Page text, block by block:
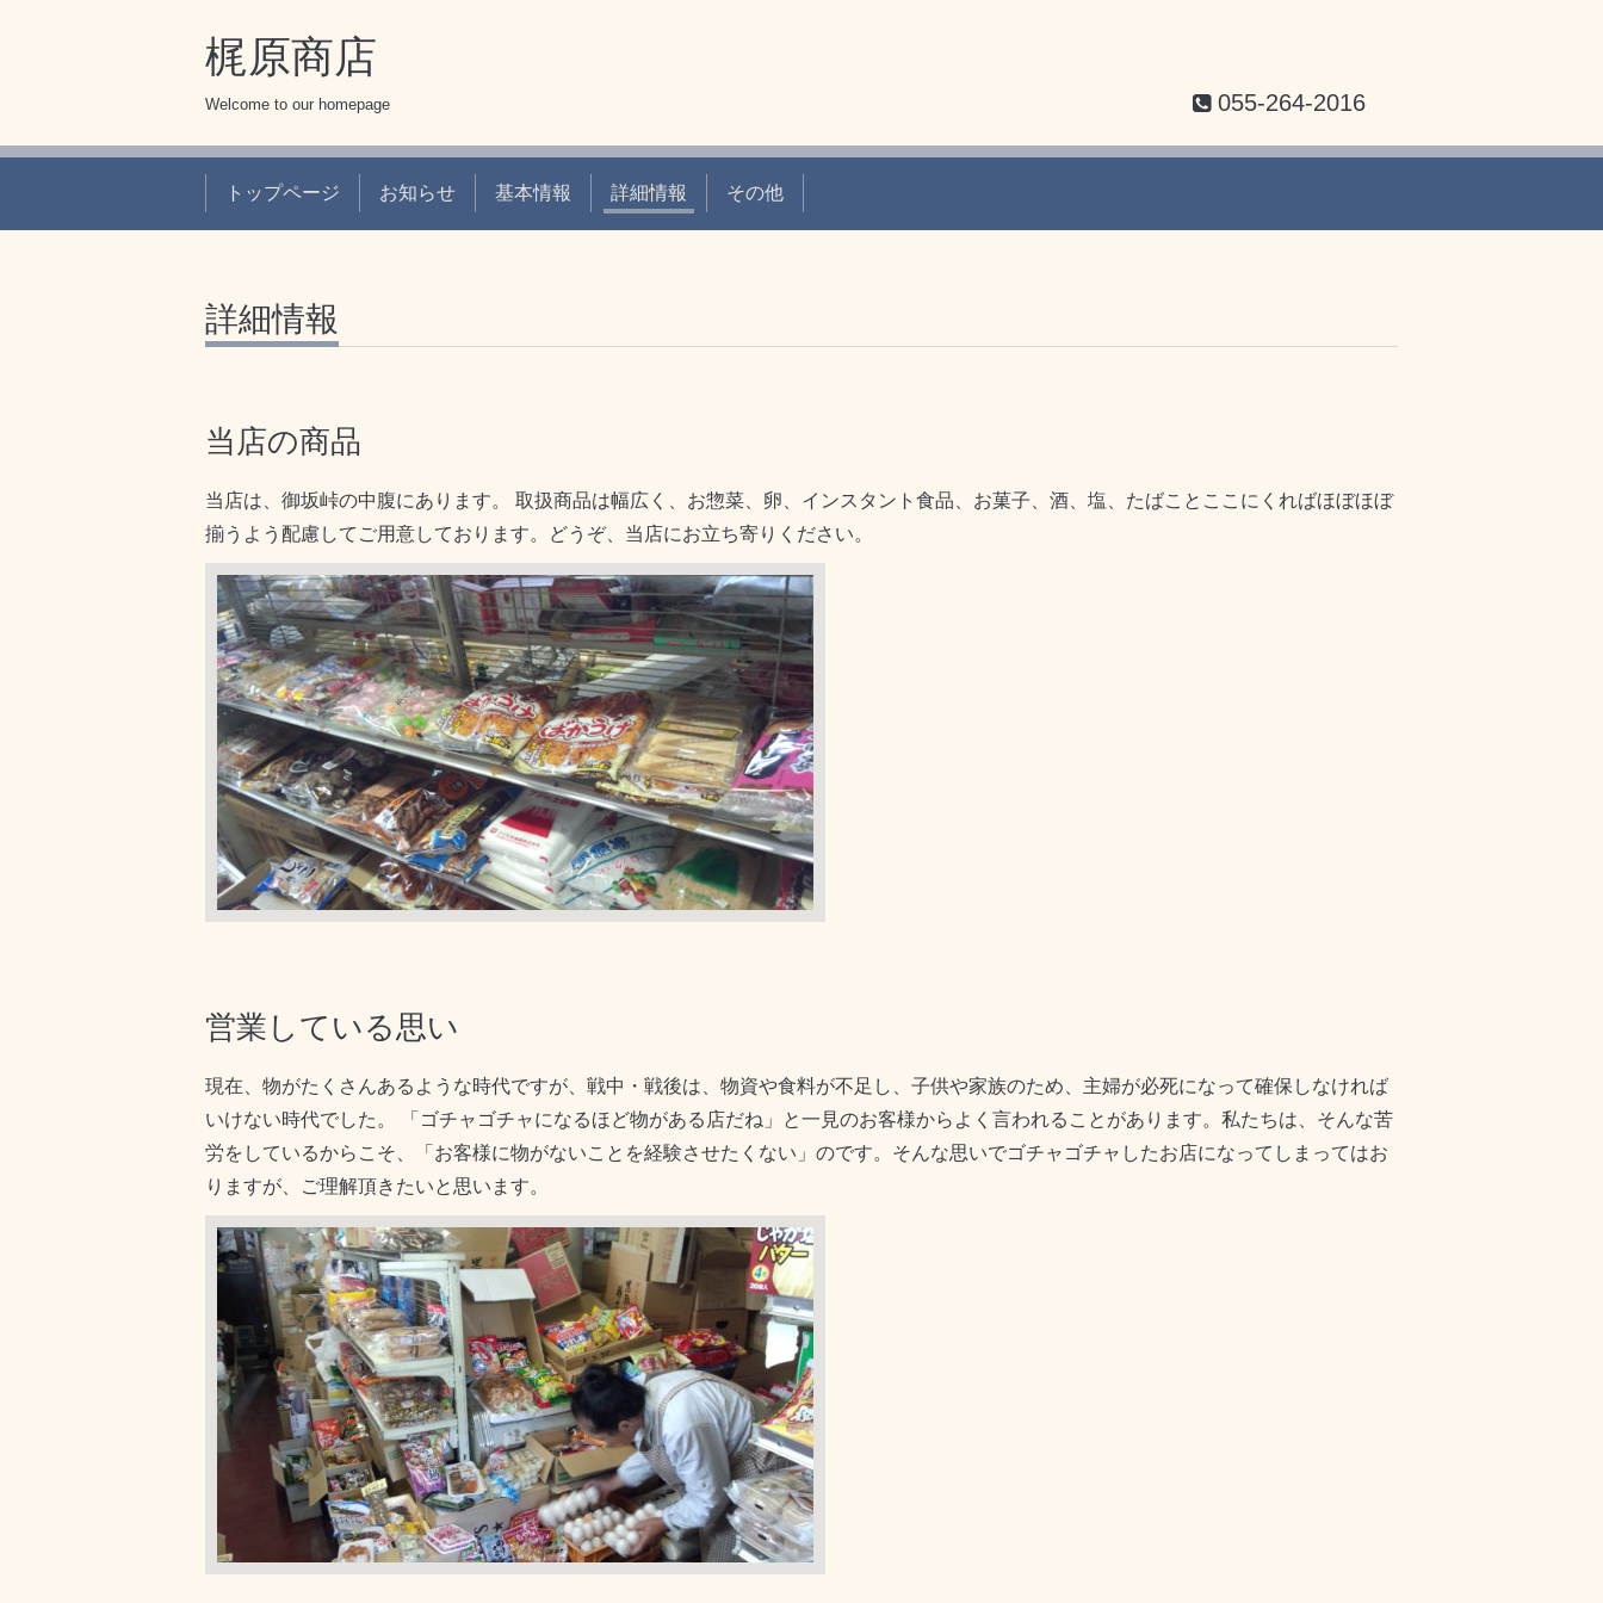
梶原商店
Welcome to our homepage 055-264-2016
トップページ お知らせ 基本情報 詳細情報 その他
詳細情報
当店の商品
当店は、御坂峠の中腹にあります。 取扱商品は幅広く、お惣菜、卵、インスタント食品、お菓子、酒、塩、たばことここにくればほぼほぼ
揃うよう配慮してご用意しております。どうぞ、当店にお立ち寄りください。
営業している思い
現在、物がたくさんあるような時代ですが、戦中・戦後は、物資や食料が不足し、子供や家族のため、主婦が必死になって確保しなければ
いけない時代でした。 「ゴチャゴチャになるほど物がある店だね」と一見のお客様からよく言われることがあります。私たちは、そんな苦
労をしているからこそ、「お客様に物がないことを経験させたくない」のです。そんな思いでゴチャゴチャしたお店になってしまってはお
りますが、ご理解頂きたいと思います。